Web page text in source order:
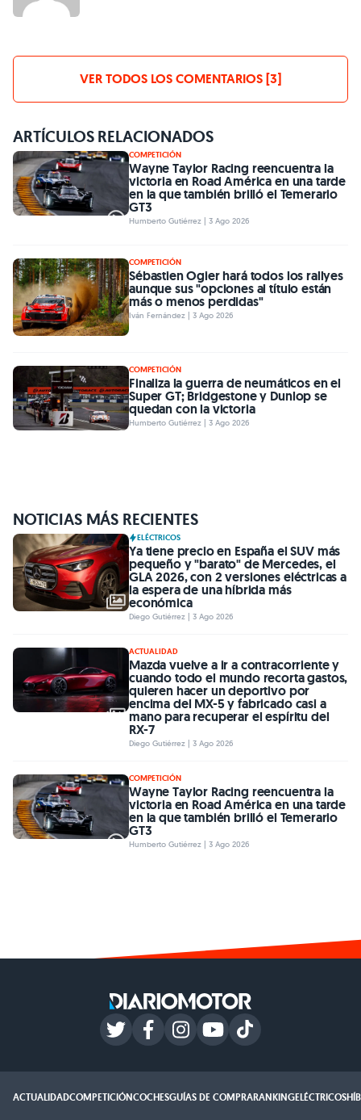
VER TODOS LOS COMENTARIOS [3]
ARTÍCULOS RELACIONADOS
COMPETICIÓN
Wayne Taylor Racing reencuentra la
victoria en Road América en una tarde
en la que también brilló el Temerario
GT3
Humberto Gutiérrez | 3 Ago 2026
COMPETICIÓN
Sébastien Ogier hará todos los rallyes
aunque sus "opciones al título están
más o menos perdidas"
Iván Fernández | 3 Ago 2026
COMPETICIÓN
Finaliza la guerra de neumáticos en el
Super GT; Bridgestone y Dunlop se
quedan con la victoria
Humberto Gutiérrez | 3 Ago 2026
NOTICIAS MÁS RECIENTES
ELÉCTRICOS
Ya tiene precio en España el SUV más
pequeño y "barato" de Mercedes, el
GLA 2026, con 2 versiones eléctricas a
la espera de una híbrida más
económica
Diego Gutiérrez | 3 Ago 2026
ACTUALIDAD
Mazda vuelve a ir a contracorriente y
cuando todo el mundo recorta gastos,
quieren hacer un deportivo por
encima del MX-5 y fabricado casi a
mano para recuperar el espíritu del
RX-7
Diego Gutiérrez | 3 Ago 2026
COMPETICIÓN
Wayne Taylor Racing reencuentra la
victoria en Road América en una tarde
en la que también brilló el Temerario
GT3
Humberto Gutiérrez | 3 Ago 2026
ACTUALIDADCOMPETICIÓNCOCHESGUÍAS DE COMPRARANKINGELÉCTRICOS